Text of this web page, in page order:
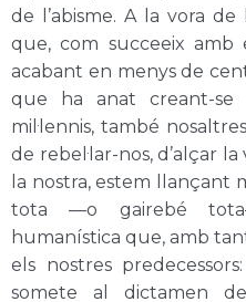
de l’abisme. A la vora de
que, com succeeix amb
acabant en menys de
que ha anat creant-
mil·lennis, també
de rebel·lar-nos, d’alçar
la nostra, estem llançant
tota —o gairebé
humanística que, amb
els nostres
somete al dictamen